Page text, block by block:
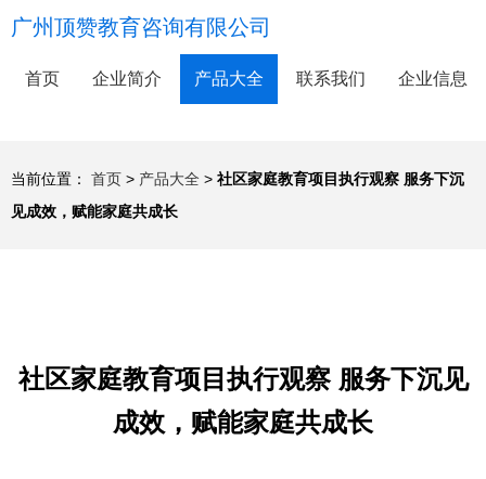
广州顶赞教育咨询有限公司
首页 企业简介 产品大全 联系我们 企业信息
当前位置： 首页 > 产品大全 > 社区家庭教育项目执行观察 服务下沉
见成效，赋能家庭共成长
社区家庭教育项目执行观察 服务下沉见
成效，赋能家庭共成长